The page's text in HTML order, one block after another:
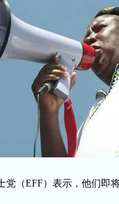
（EFF）表示，他们即